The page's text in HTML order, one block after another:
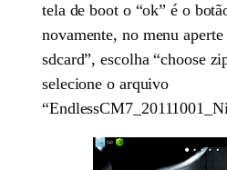
tela de boot o “ok” é o
novamente, no menu
sdcard”, escolha “choose
selecione o arquivo